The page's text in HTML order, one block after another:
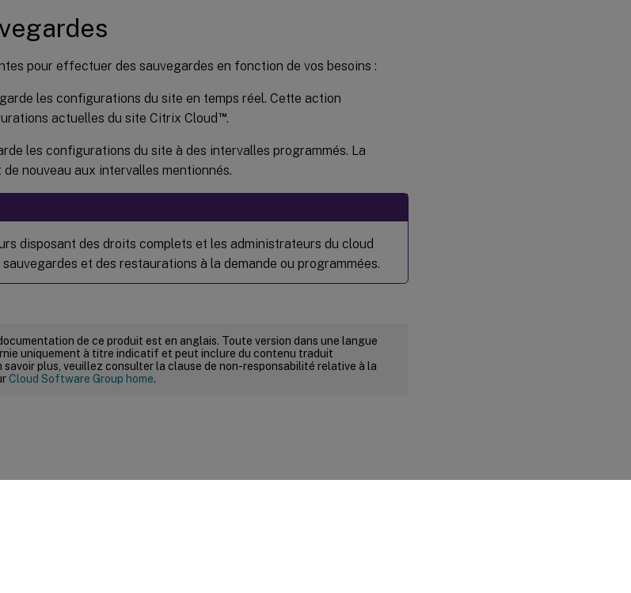
pour effectuer des sauvegardes en fonction de vos besoins :
les configurations du site en temps réel. Cette action
actuelles du site Citrix Cloud ™.
les configurations du site à des intervalles programmés. La
nouveau aux intervalles mentionnés.
disposant des droits complets et les administrateurs du cloud
et des restaurations à la demande ou programmées.
de ce produit est en anglais. Toute version dans une langue
uniquement à titre indicatif et peut inclure du contenu traduit
savoir plus, veuillez consulter la clause de non-responsabilité relative à la
Cloud Software Group home.